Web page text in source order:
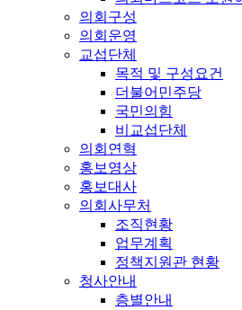
의회구성
의회운영
교섭단체
목적 및 구성요건
더불어민주당
국민의힘
비교섭단체
의회연혁
홍보영상
홍보대사
의회사무처
조직현황
업무계획
정책지원관 현황
청사안내
층별안내